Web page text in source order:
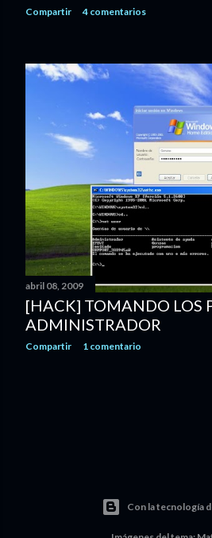
Compartir 4 comentarios
abril 08, 2009
[HACK] TOMANDO LOS
ADMINISTRADOR
Compartir 1 comentario
Con la tecnología